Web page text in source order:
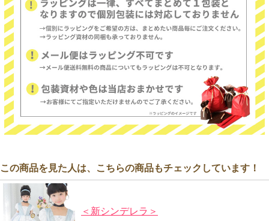
この商品を見た人は、こちらの商品もチェックしています！
＜新シンデレラ＞